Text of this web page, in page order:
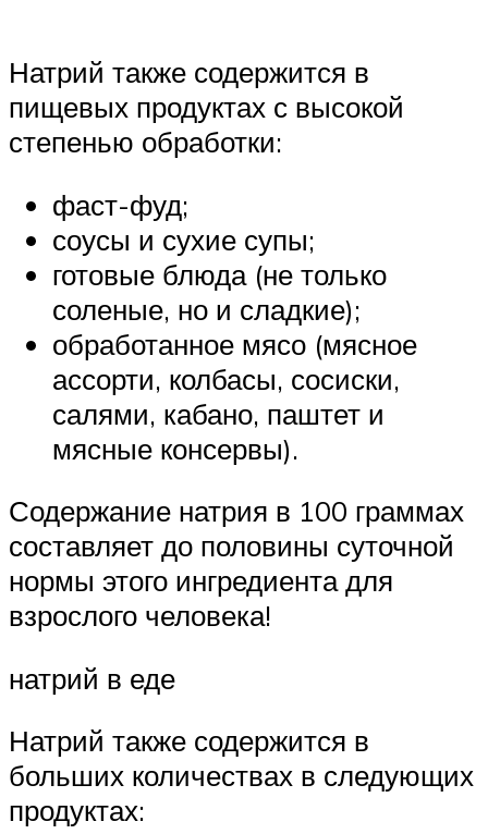
Натрий также содержится в
пищевых продуктах с высокой
степенью обработки:
фаст-фуд;
соусы и сухие супы;
готовые блюда (не только
соленые, но и сладкие);
обработанное мясо (мясное
ассорти, колбасы, сосиски,
салями, кабано, паштет и
мясные консервы).
Содержание натрия в 100 граммах
составляет до половины суточной
нормы этого ингредиента для
взрослого человека!
натрий в еде
Натрий также содержится в
больших количествах в следующих
продуктах: